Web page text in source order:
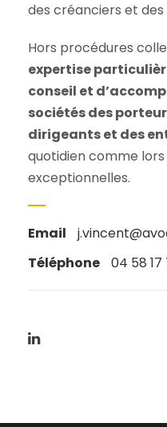
des créanciers et
Hors procédures
expertise
conseil et
sociétés des
dirigeants et des
quotidien comme
exceptionnelles.
Email
Téléphone
04 58 17